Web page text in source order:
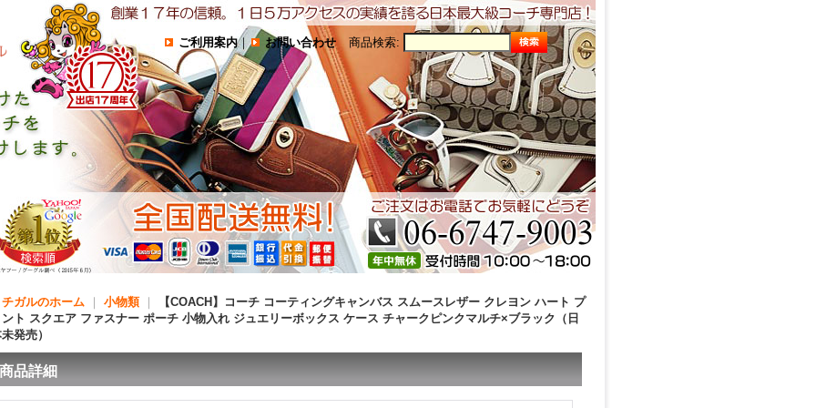
ご利用案内｜ お問い合わせ 商品検索:
ガルのホーム 小物類｜
【COACH】コーチ コーティングキャンバス スムースレザー クレヨン ハート プ
ト スクエア ファスナー ポーチ 小物入れ ジュエリーボックス ケース チャークピンクマルチ×ブラック（日
発売）
商品詳細